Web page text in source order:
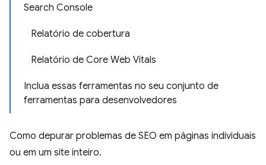
Search Console
Relatório de cobertura
Relatório de Core Web Vitals
Inclua essas ferramentas no seu conjunto de
ferramentas para desenvolvedores
Como depurar problemas de SEO em páginas individuais
ou em um site inteiro.